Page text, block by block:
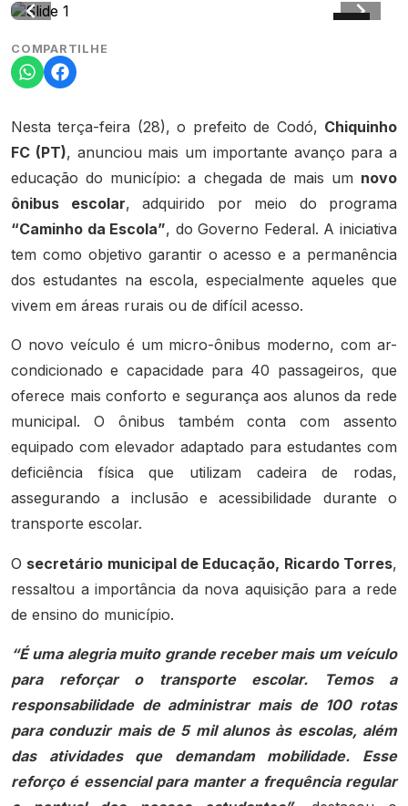
COMPARTILHE
Nesta terça-feira (28), o prefeito de Codó, Chiquinho
FC (PT), anunciou mais um importante avanço para a
educação do município: a chegada de mais um novo
ônibus escolar, adquirido por meio do programa
“Caminho da Escola”, do Governo Federal. A iniciativa
tem como objetivo garantir o acesso e a permanência
dos estudantes na escola, especialmente aqueles que
vivem em áreas rurais ou de difícil acesso.
O novo veículo é um micro-ônibus moderno, com ar-
condicionado e capacidade para 40 passageiros, que
oferece mais conforto e segurança aos alunos da rede
municipal. O ônibus também conta com assento
equipado com elevador adaptado para estudantes com
deficiência física que utilizam cadeira de rodas,
assegurando a inclusão e acessibilidade durante o
transporte escolar.
O secretário municipal de Educação, Ricardo Torres,
ressaltou a importância da nova aquisição para a rede
de ensino do município.
“É uma alegria muito grande receber mais um veículo
para reforçar o transporte escolar. Temos a
responsabilidade de administrar mais de 100 rotas
para conduzir mais de 5 mil alunos às escolas, além
das atividades que demandam mobilidade. Esse
reforço é essencial para manter a frequência regular